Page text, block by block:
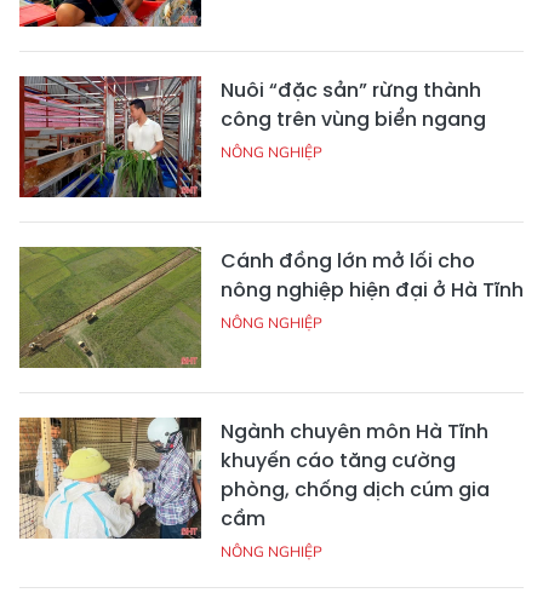
Nuôi “đặc sản” rừng thành
công trên vùng biển ngang
NÔNG NGHIỆP
Cánh đồng lớn mở lối cho
nông nghiệp hiện đại ở Hà Tĩnh
NÔNG NGHIỆP
Ngành chuyên môn Hà Tĩnh
khuyến cáo tăng cường
phòng, chống dịch cúm gia
cầm
NÔNG NGHIỆP